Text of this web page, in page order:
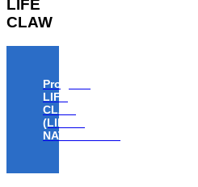
LIFE
CLAW
Progetto
LIFE
CLAW
(LIFE18
NAT/IT/000806)